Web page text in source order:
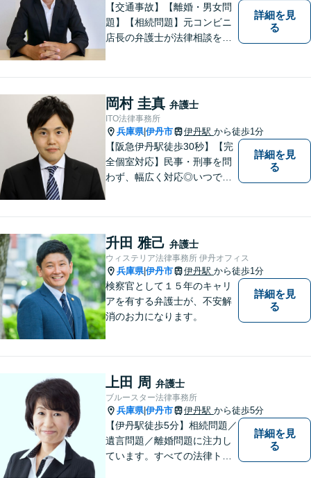
【交通事故】【離婚・男女問
題】【相続問題】元コンビニ
店長の弁護士が法律相談を承
詳細を見
る
岡村 圭真 弁護士
ITO法律事務所
兵庫県|伊丹市 伊丹駅 から徒歩1分
【阪急伊丹駅徒歩30秒】【完
全個室対応】民事・刑事を問
わず、幅広く対応◎いつでも
れず、尽力してまいります。
【メーカー法務経験あり】
詳細を見
る
升田 雅己 弁護士
ウィステリア法律事務所 伊丹オフィス
兵庫県|伊丹市 伊丹駅 から徒歩1分
検察官として１５年のキャリ
アを有する弁護士が、不安解
消のお力になります。
詳細を見
る
上田 周 弁護士
ブルースター法律事務所
兵庫県|伊丹市 伊丹駅 から徒歩5分
【伊丹駅徒歩5分】相続問題／
遺言問題／離婚問題に注力し
ています。すべての法律トラ
詳細を見
る